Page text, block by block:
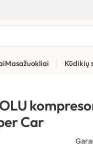
Masažuokliai Kūdikių
kompresorinis
Car